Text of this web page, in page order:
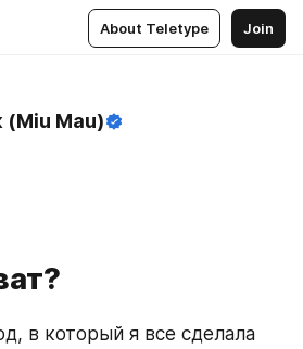
About Teletype Join
(Miu Mau)
в который я все сделала